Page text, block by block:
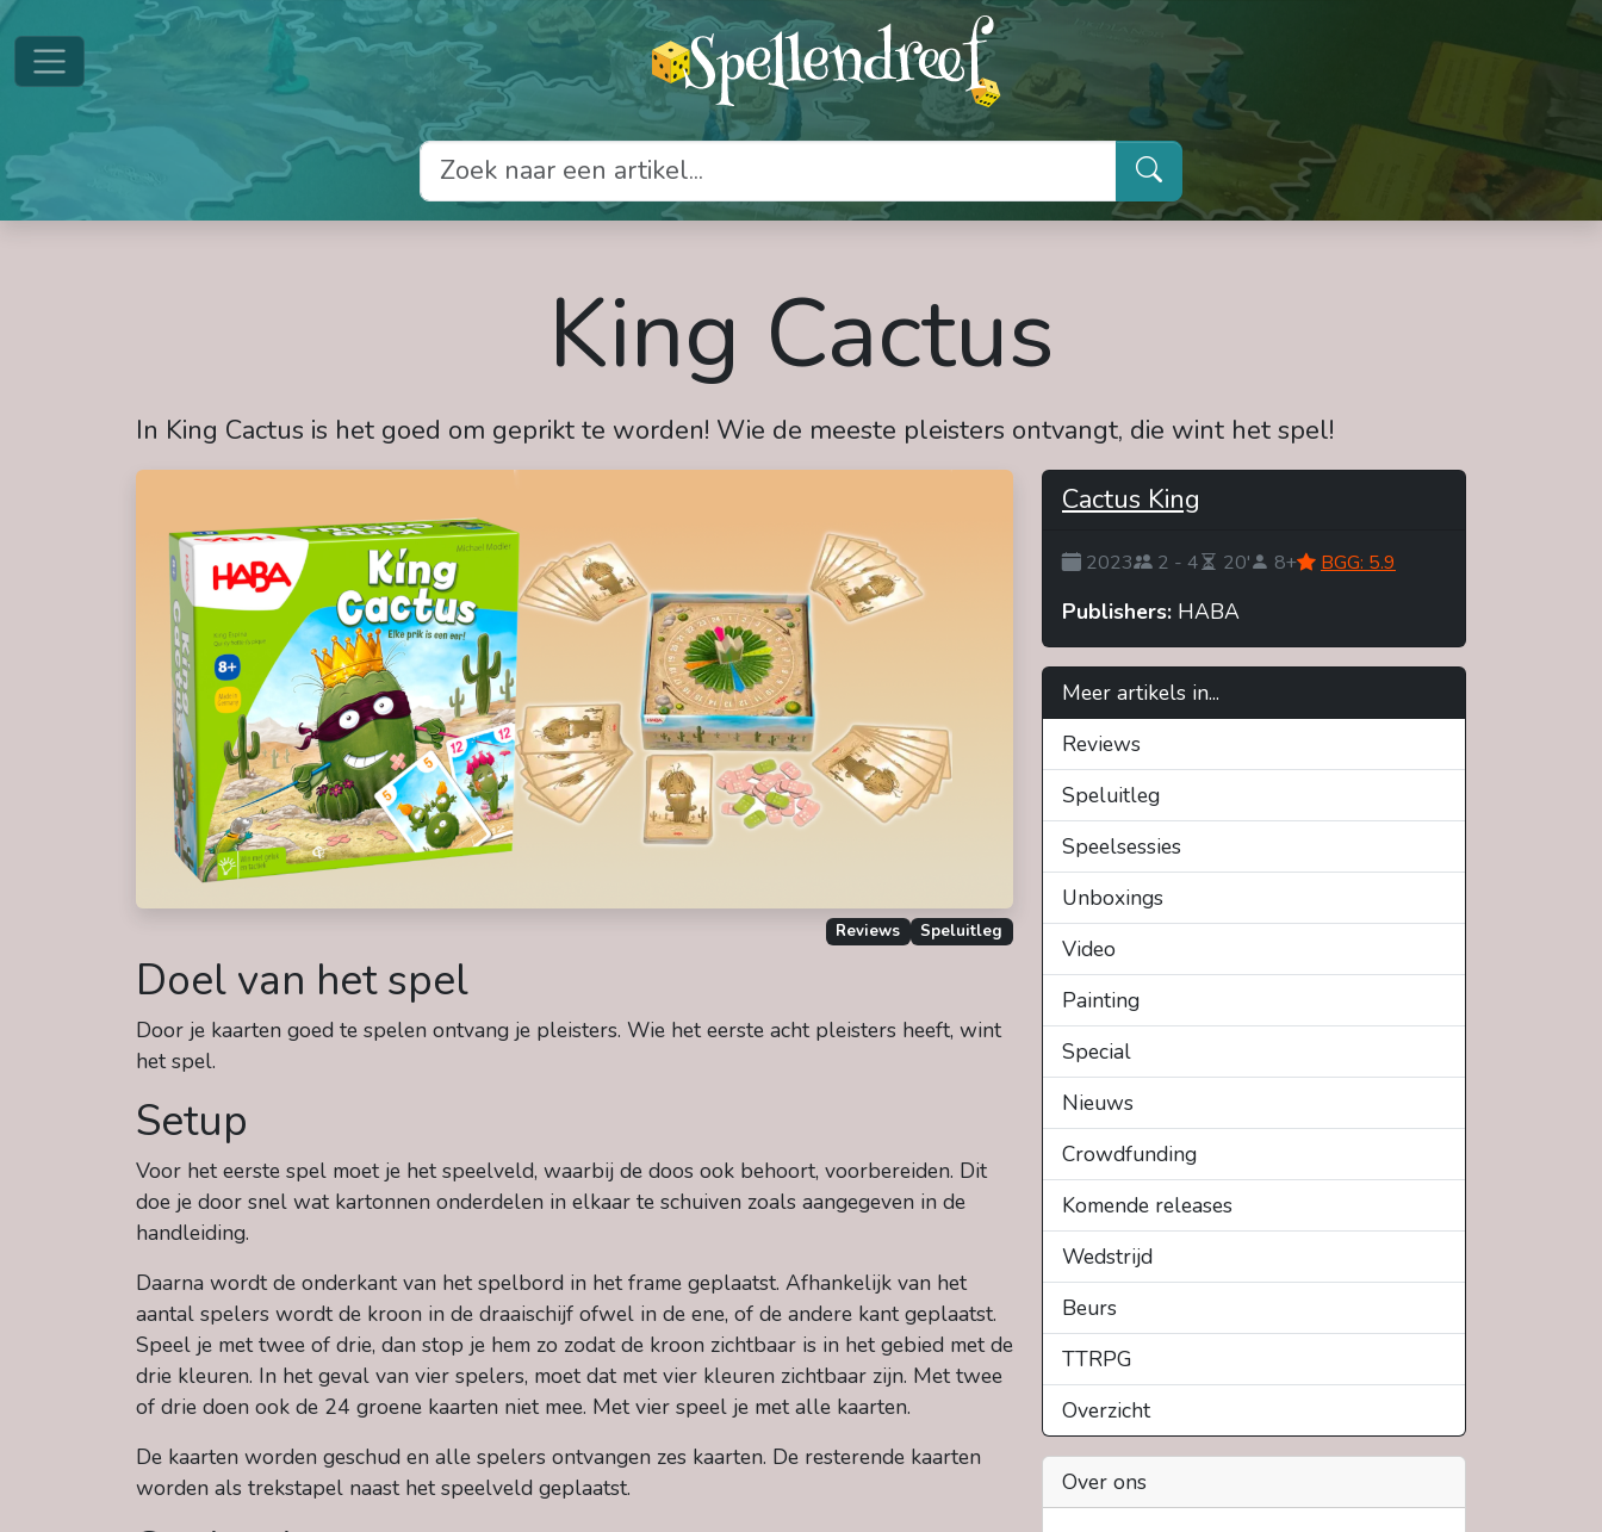
King Cactus
In King Cactus is het goed om geprikt te worden! Wie de meeste pleisters ontvangt, die wint het spel!
Reviews Speluitleg
Doel van het spel
Door je kaarten goed te spelen ontvang je pleisters. Wie het eerste acht pleisters heeft, wint
het spel.
Setup
Voor het eerste spel moet je het speelveld, waarbij de doos ook behoort, voorbereiden. Dit
doe je door snel wat kartonnen onderdelen in elkaar te schuiven zoals aangegeven in de
handleiding.
Daarna wordt de onderkant van het spelbord in het frame geplaatst. Afhankelijk van het
aantal spelers wordt de kroon in de draaischijf ofwel in de ene, of de andere kant geplaatst.
Speel je met twee of drie, dan stop je hem zo zodat de kroon zichtbaar is in het gebied met de
drie kleuren. In het geval van vier spelers, moet dat met vier kleuren zichtbaar zijn. Met twee
of drie doen ook de 24 groene kaarten niet mee. Met vier speel je met alle kaarten.
De kaarten worden geschud en alle spelers ontvangen zes kaarten. De resterende kaarten
worden als trekstapel naast het speelveld geplaatst.
Cactus King
2023 2 - 4 20' 8+ BGG: 5.9
Publishers: HABA
Meer artikels in...
Reviews
Speluitleg
Speelsessies
Unboxings
Video
Painting
Special
Nieuws
Crowdfunding
Komende releases
Wedstrijd
Beurs
TTRPG
Overzicht
Over ons